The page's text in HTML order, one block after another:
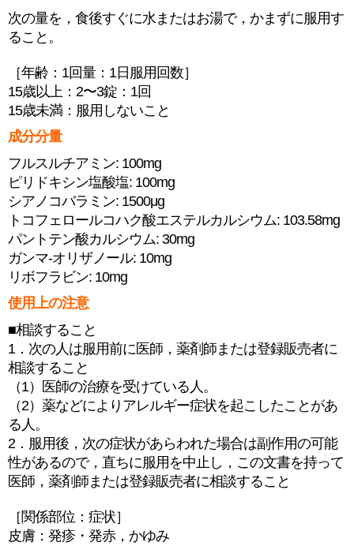
次の量を，食後すぐに水またはお湯で，かまずに服用す
ること。
［年齢：1回量：1日服用回数］
15歳以上：2〜3錠：1回
15歳未満：服用しないこと
成分分量
フルスルチアミン: 100mg
ピリドキシン塩酸塩: 100mg
シアノコバラミン: 1500μg
トコフェロールコハク酸エステルカルシウム: 103.58mg
パントテン酸カルシウム: 30mg
ガンマ-オリザノール: 10mg
リボフラビン: 10mg
使用上の注意
■相談すること
1．次の人は服用前に医師，薬剤師または登録販売者に
相談すること
（1）医師の治療を受けている人。
（2）薬などによりアレルギー症状を起こしたことがあ
る人。
2．服用後，次の症状があらわれた場合は副作用の可能
性があるので，直ちに服用を中止し，この文書を持って
医師，薬剤師または登録販売者に相談すること
［関係部位：症状］
皮膚：発疹・発赤，かゆみ